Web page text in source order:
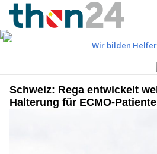
Schweiz: Rega entwickelt
Halterung für ECMO-